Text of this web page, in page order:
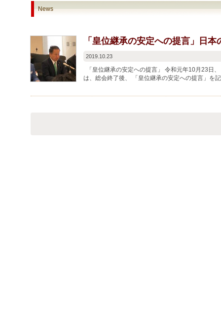
News
「皇位継承の安定への提言」日
2019.10.23
「皇位継承の安定への提言」 令和元年10月23日
は、総会終了後、 「皇位継承の安定への提言」を